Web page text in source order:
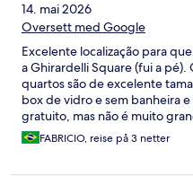
14. mai 2026
Oversett med Google
Excelente localização para
a Ghirardelli Square (fui a
quartos são de excelente
box de vidro e sem banheira
gratuito, mas não é muito
FABRICIO, reise på 3 netter